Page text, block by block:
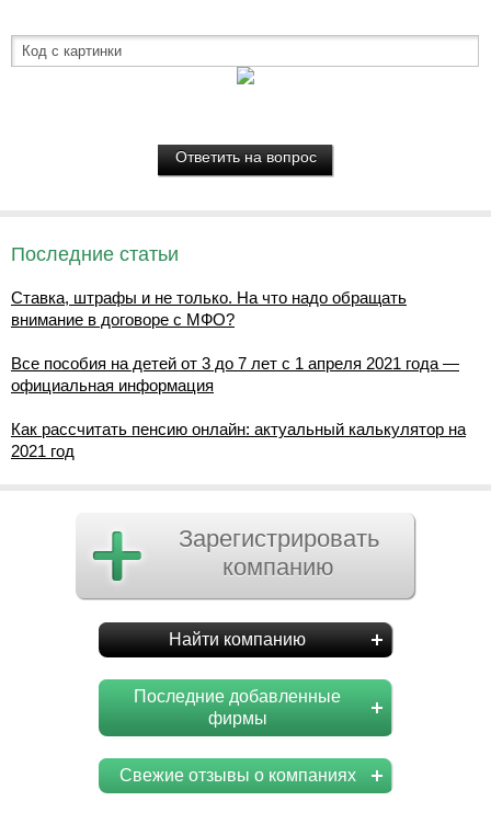
Последние статьи
Ставка, штрафы и не только. На что надо обращать
внимание в договоре с МФО?
Все пособия на детей от 3 до 7 лет с 1 апреля 2021 года —
официальная информация
Как рассчитать пенсию онлайн: актуальный калькулятор на
2021 год
Зарегистрировать
компанию
Найти компанию
Последние добавленные
фирмы
Свежие отзывы о компаниях